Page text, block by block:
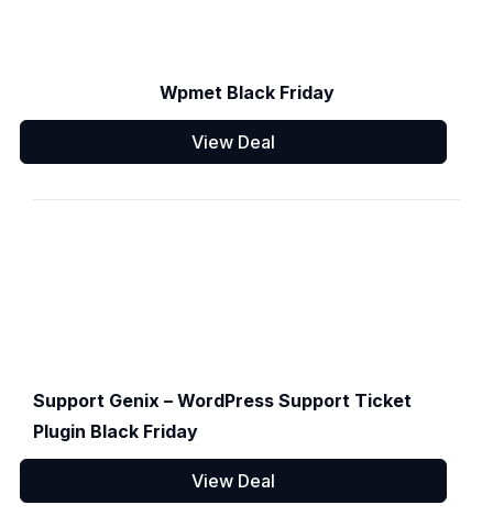
Wpmet Black Friday
View Deal
Support Genix – WordPress Support Ticket
Plugin Black Friday
View Deal